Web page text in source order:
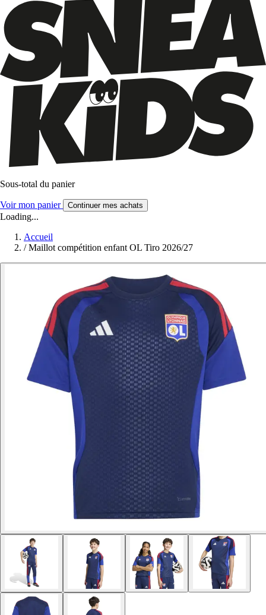
Sous-total du panier
Voir mon panier Continuer mes achats
Loading...
Accueil
/ Maillot compétition enfant OL Tiro 2026/27